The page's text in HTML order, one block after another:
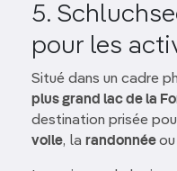
5.
pour les
Situé dans un cadre
plus grand lac de la
destination prisée
voile, la randonnée